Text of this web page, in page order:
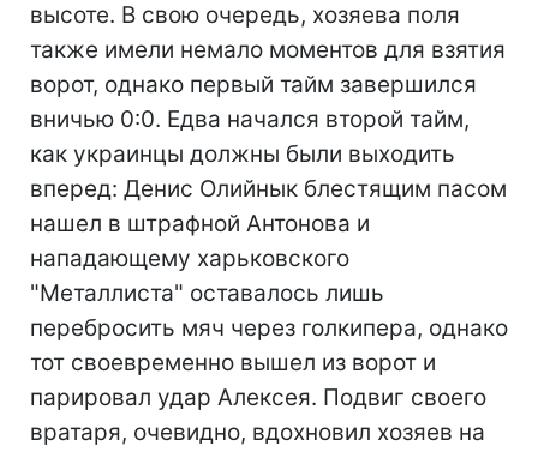
высоте. В свою очередь, хозяева поля
также имели немало моментов для взятия
ворот, однако первый тайм завершился
вничью 0:0. Едва начался второй тайм,
как украинцы должны были выходить
вперед: Денис Олийнык блестящим пасом
нашел в штрафной Антонова и
нападающему харьковского
"Металлиста" оставалось лишь
перебросить мяч через голкипера, однако
тот своевременно вышел из ворот и
парировал удар Алексея. Подвиг своего
вратаря, очевидно, вдохновил хозяев на